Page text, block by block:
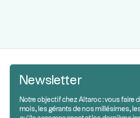
Newsletter
Notre objectif chez Altaroc : vous faire
mois, les gérants de nos millésimes,